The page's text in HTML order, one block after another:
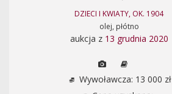
DZIECI I KWIATY, OK. 1904
olej, płótno
aukcja z 13 grudnia 2020
Wywoławcza: 13 000 zł